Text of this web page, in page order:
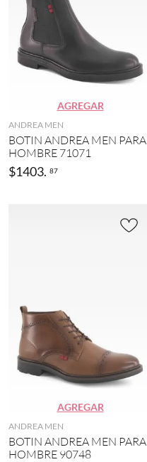
AGREGAR
ANDREA MEN
BOTIN ANDREA MEN PARA
HOMBRE 71071
$1403. 87
AGREGAR
ANDREA MEN
BOTIN ANDREA MEN PARA
HOMBRE 90748